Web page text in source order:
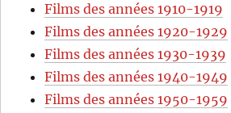
Films des années 1910-1919
Films des années 1920-1929
Films des années 1930-1939
Films des années 1940-1949
Films des années 1950-1959